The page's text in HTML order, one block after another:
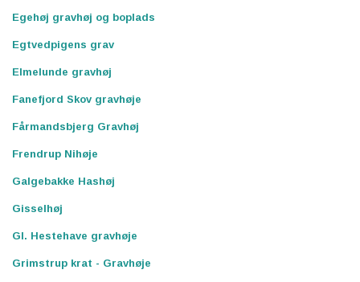
Egehøj gravhøj og boplads
Egtvedpigens grav
Elmelunde gravhøj
Fanefjord Skov gravhøje
Fårmandsbjerg Gravhøj
Frendrup Nihøje
Galgebakke Hashøj
Gisselhøj
Gl. Hestehave gravhøje
Grimstrup krat - Gravhøje